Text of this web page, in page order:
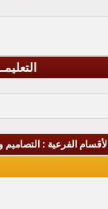
الأقسام الفرعية :